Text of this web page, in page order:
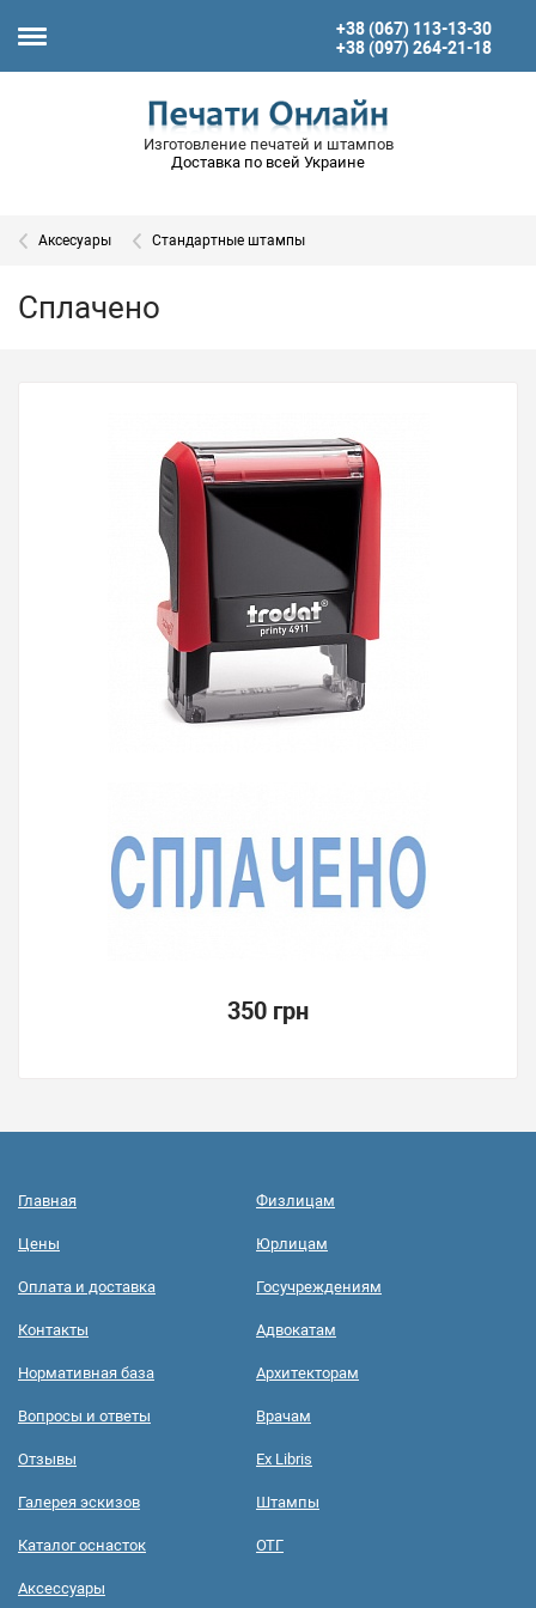
+38 (067) 113-13-30
+38 (097) 264-21-18
Изготовление печатей и штампов
Доставка по всей Украине
Аксесуары Стандартные штампы
Сплачено
350 грн
Главная
Цены
Оплата и доставка
Контакты
Нормативная база
Вопросы и ответы
Отзывы
Галерея эскизов
Каталог оснасток
Аксессуары
Физлицам
Юрлицам
Госучреждениям
Адвокатам
Архитекторам
Врачам
Ex Libris
Штампы
ОТГ